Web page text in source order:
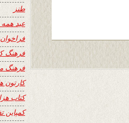
طنز
عید
فرهنگ
فرهنگ
کارتون
کتاب
کمپاین